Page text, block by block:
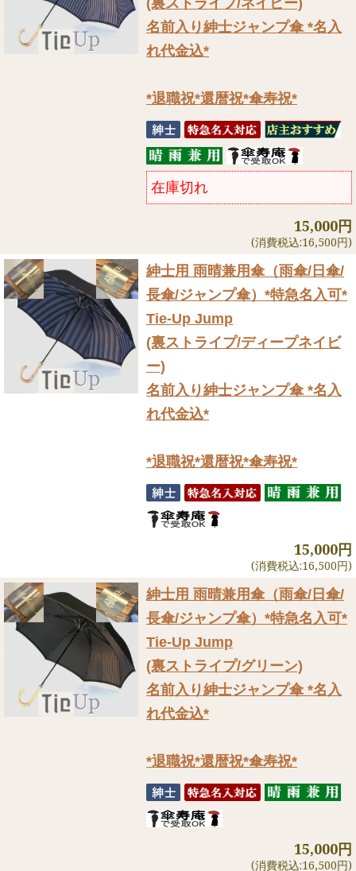
(裏ストライプ/ネイビー)
名前入り紳士ジャンプ傘 *名入
れ代金込*
*退職祝*還暦祝*傘寿祝*
在庫切れ
15,000円
(消費税込:16,500円)
紳士用 雨晴兼用傘（雨傘/日傘/
長傘/ジャンプ傘） *特急名入可*
Tie-Up Jump
(裏ストライプ/ディープネイビ
ー)
名前入り紳士ジャンプ傘 *名入
れ代金込*
*退職祝*還暦祝*傘寿祝*
15,000円
(消費税込:16,500円)
紳士用 雨晴兼用傘（雨傘/日傘/
長傘/ジャンプ傘） *特急名入可*
Tie-Up Jump
(裏ストライプ/グリーン)
名前入り紳士ジャンプ傘 *名入
れ代金込*
*退職祝*還暦祝*傘寿祝*
15,000円
(消費税込:16,500円)